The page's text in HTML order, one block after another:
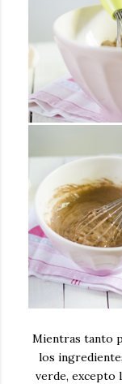
Mientras tanto
los
verde, excepto